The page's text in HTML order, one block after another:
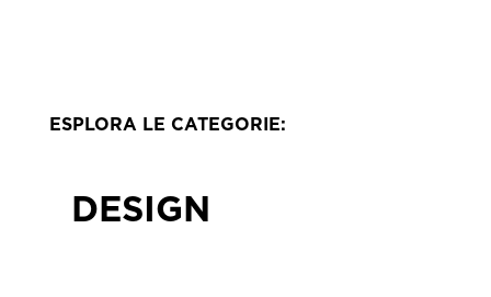
ESPLORA LE CATEGORIE:
DESIGN